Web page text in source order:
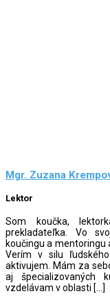
Mgr. Zuzana
Lektor
Som koučka,
prekladateľka. Vo
koučingu a mentoringu
Verím v silu
aktivujem. Mám za
aj špecializovaných
vzdelávam v oblasti […]